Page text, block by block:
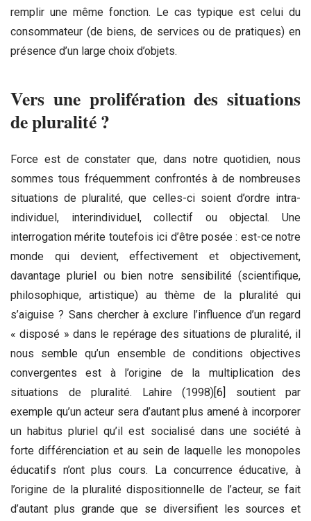
remplir une même fonction. Le cas typique est celui du
consommateur (de biens, de services ou de pratiques) en
présence d’un large choix d’objets.
Vers une prolifération des situations
de pluralité ?
Force est de constater que, dans notre quotidien, nous
sommes tous fréquemment confrontés à de nombreuses
situations de pluralité, que celles-ci soient d’ordre intra-
individuel, interindividuel, collectif ou objectal. Une
interrogation mérite toutefois ici d’être posée : est-ce notre
monde qui devient, effectivement et objectivement,
davantage pluriel ou bien notre sensibilité (scientifique,
philosophique, artistique) au thème de la pluralité qui
s’aiguise ? Sans chercher à exclure l’influence d’un regard
« disposé » dans le repérage des situations de pluralité, il
nous semble qu’un ensemble de conditions objectives
convergentes est à l’origine de la multiplication des
situations de pluralité. Lahire (1998) [6]
soutient par
exemple qu’un acteur sera d’autant plus amené à incorporer
un habitus pluriel qu’il est socialisé dans une société à
forte différenciation et au sein de laquelle les monopoles
éducatifs n’ont plus cours. La concurrence éducative, à
l’origine de la pluralité dispositionnelle de l’acteur, se fait
d’autant plus grande que se diversifient les sources et